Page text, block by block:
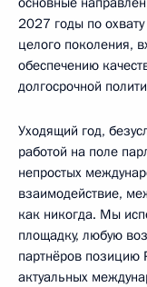
2027 годы по
целого поколения,
обеспечению
долгосрочной
Уходящий год,
работой на поле
непростых
взаимодействие,
как никогда. Мы
площадку, любую
партнёров
актуальных